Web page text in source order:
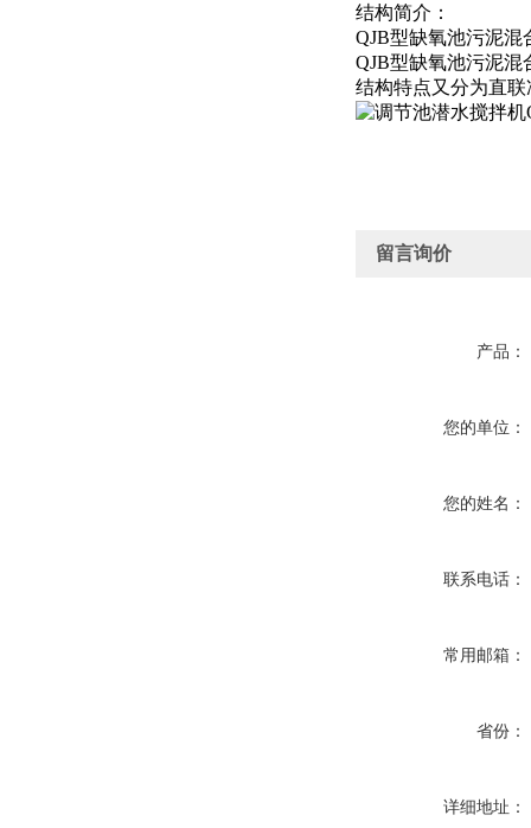
结构简介：
QJB型缺氧池污泥
QJB型缺氧池污泥
结构特点又分为直
留言询价
产品：
您的单位：
您的姓名：
联系电话：
常用邮箱：
省份：
详细地址：